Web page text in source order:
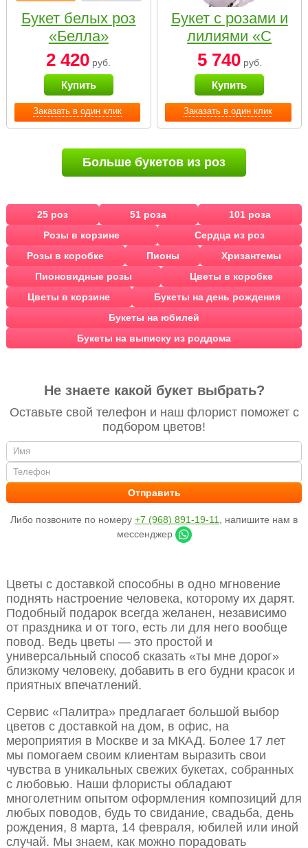
Заказать в один клик
Букет белых роз
«Белла»
2 420 руб.
Купить
Заказать в один клик
Букет с розами и
лилиями «С
наилучшими
пожеланиями»
5 740руб.
Купить
Больше букетов из роз
25 роз 51 роза
101 роза
Розы в корзине
Сердца из роз
Розы в коробке
Пионы
Хризантемы
Пионовидные розы
Цветы в коробке
Цветы в корзине
Букеты на день рождения
Букеты на юбилей
Букеты на выписку из роддома
Не знаете какой букет выбрать?
Оставьте свой телефон и наш флорист поможет с
подбором цветов!
Либо позвоните по номеру +7 (968) 891-19-11
, напишите нам в
мессенджер
Цветы с доставкой способны в одно мгновение
поднять настроение человека, которому их дарят.
Подобный подарок всегда желанен, независимо
от праздника и от того, есть ли для него вообще
повод. Ведь цветы — это простой и
универсальный способ сказать «ты мне дорог»
близкому человеку, добавить в его будни красок и
приятных впечатлений.
Сервис «Палитра» предлагает большой выбор
цветов с доставкой на дом, в офис, на
мероприятия в Москве и за МКАД. Более 17 лет
мы помогаем своим клиентам выразить свои
чувства в уникальных свежих букетах, собранных
с любовью. Наши флористы обладают
многолетним опытом оформления композиций для
любых поводов, будь то свидание, свадьба, день
рождения, 8 марта, 14 февраля, юбилей или иной
случай. Мы знаем, как можно порадовать